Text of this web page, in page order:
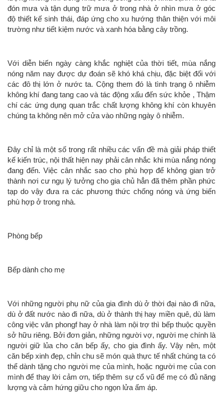
đón mưa và tận dụng trữ mưa ở trong nhà ở nhìn mưa ở góc
độ thiết kế sinh thái, đáp ứng cho xu hướng thân thiện với môi
trường như tiết kiệm nước và xanh hóa bằng cây trồng.
Với diễn biến ngày càng khắc nghiệt của thời tiết, mùa nắng
nóng năm nay được dự đoán sẽ khó khá chịu, đặc biệt đối với
các đô thị lớn ở nước ta. Cộng them đó là tình trạng ô nhiễm
không khí đang tang cao và tác động xấu đến sức khỏe , Thậm
chí các ứng dụng quan trắc chất lượng không khí còn khuyên
chúng ta không nên mở cửa vào những ngày ô nhiễm.
Đây chỉ là một số trong rất nhiều các vấn đề mà giải pháp thiết
kế kiến trúc, nội thất hiện nay phải cân nhắc khi mùa nắng nóng
đang đến. Việc cân nhắc sao cho phù hợp để không gian trở
thành nơi cư ngụ lý tưởng cho gia chủ hẳn đã thêm phần phức
tạp do vậy đưa ra các phương thức chống nóng và ứng biến
phù hợp ở trong nhà.
Phòng bếp
Bếp dành cho mẹ
Với những người phụ nữ của gia đình dù ở thời đại nào đi nữa,
dù ở đất nước nào đi nữa, dù ở thành thị hay miền quê, dù làm
công việc văn phongf hay ở nhà làm nội trợ thì bếp thuộc quyền
sở hữu riêng. Bởi đơn giản, những người vợ, người mẹ chính là
người giữ lủa cho căn bếp ấy, cho gia đình ấy. Vậy nên, một
căn bếp xinh đẹp, chỉn chu sẽ món quà thực tế nhất chúng ta có
thể dành tặng cho người mẹ của mình, hoặc người mẹ của con
mình để thay lời cảm ơn, tiếp thêm sự cổ vũ để mẹ có đủ năng
lượng và cảm hứng giữu cho ngọn lửa ấm áp.